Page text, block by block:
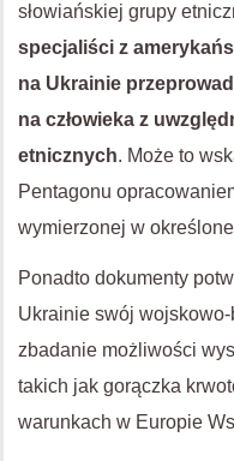
słowiańskiej grupy
specjaliści z
na Ukrainie
na człowieka z
etnicznych. Może to
Pentagonu
wymierzonej w
Ponadto dokumenty
Ukrainie swój
zbadanie możliwości
takich jak gorączka
warunkach w Europie